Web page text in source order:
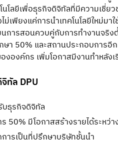
ลยีเพื่อธุรกิจดิจิทัลที่มีความเชี่ยว
เพียงแค่การนำเทคโนโลยีใหม่มา
การสอนควบคู่กับการทำงานจริ
า 50% และสถานประกอบการอี
องค์กร เพิ่มโอกาสมีงานทำหลัง
ทัล DPU
บธุรกิจดิจิทัล
50% มีโอกาสสร้างรายได้ระหว่า
ารเป็นที่ปรึกษาบริษัทชั้นนำ